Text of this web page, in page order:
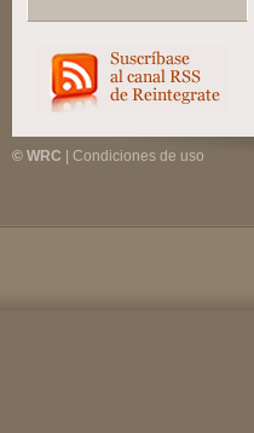
© WRC Condiciones de uso